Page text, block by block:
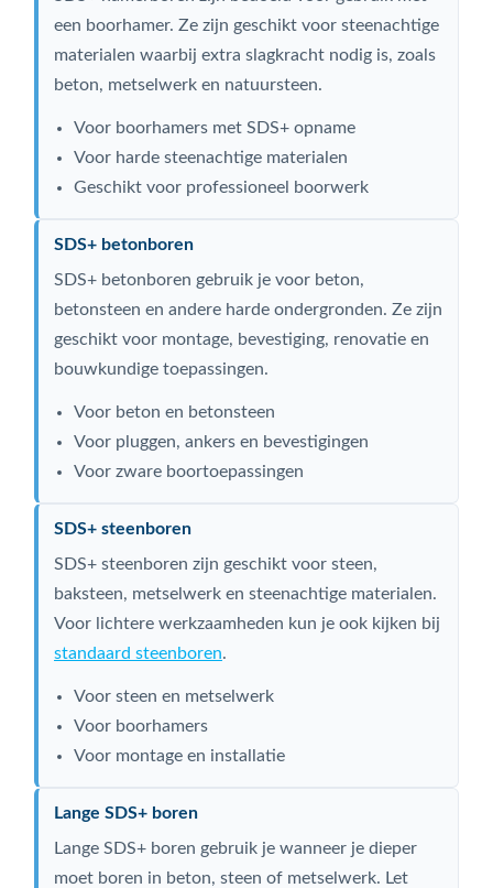
een boorhamer. Ze zijn geschikt voor steenachtige
materialen waarbij extra slagkracht nodig is, zoals
beton, metselwerk en natuursteen.
Voor boorhamers met SDS+ opname
Voor harde steenachtige materialen
Geschikt voor professioneel boorwerk
SDS+ betonboren
SDS+ betonboren gebruik je voor beton,
betonsteen en andere harde ondergronden. Ze zijn
geschikt voor montage, bevestiging, renovatie en
bouwkundige toepassingen.
Voor beton en betonsteen
Voor pluggen, ankers en bevestigingen
Voor zware boortoepassingen
SDS+ steenboren
SDS+ steenboren zijn geschikt voor steen,
baksteen, metselwerk en steenachtige materialen.
Voor lichtere werkzaamheden kun je ook kijken bij
standaard steenboren.
Voor steen en metselwerk
Voor boorhamers
Voor montage en installatie
Lange SDS+ boren
Lange SDS+ boren gebruik je wanneer je dieper
moet boren in beton, steen of metselwerk. Let